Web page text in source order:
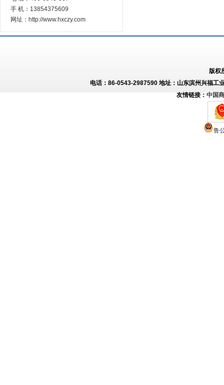
手 机：13854375609
网址：http://www.hxczy.com
版权
电话：86-0543-2987590 地址：山东滨州兴福工
友情链接： 中国
鲁